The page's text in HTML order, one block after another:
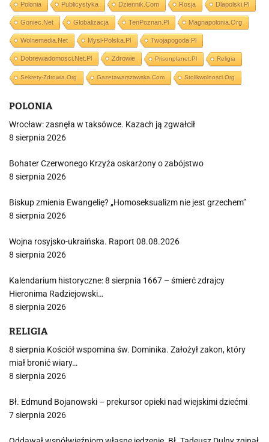
Polonia Publicystyka Dziennik.com Rosja Dlapolski.pl
Goniec.net Globalizacja TenPoznan.pl Magnapolonia.org
Wolnemedia.net Mysl-Polska.pl Twojapogoda.pl
Dobrewiadomosci.net.pl Zdrowie Prisonplanet.pl Religia
Sekrety-Zdrowia.org Gazetawarszawska.com Stolikwolnosci.org
POLONIA
Wrocław: zasnęła w taksówce. Kazach ją zgwałcił
8 sierpnia 2026
Bohater Czerwonego Krzyża oskarżony o zabójstwo
8 sierpnia 2026
Biskup zmienia Ewangelię? „Homoseksualizm nie jest grzechem”
8 sierpnia 2026
Wojna rosyjsko-ukraińska. Raport 08.08.2026
8 sierpnia 2026
Kalendarium historyczne: 8 sierpnia 1667 – śmierć zdrajcy
Hieronima Radziejowski…
8 sierpnia 2026
RELIGIA
8 sierpnia Kościół wspomina św. Dominika. Założył zakon, który
miał bronić wiary…
8 sierpnia 2026
Bł. Edmund Bojanowski – prekursor opieki nad wiejskimi dziećmi
7 sierpnia 2026